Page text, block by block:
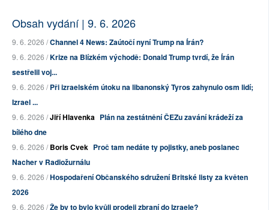
Obsah vydání | 9. 6. 2026
9. 6. 2026 /Channel 4 News: Zaútočí nyní Trump na Írán?
9. 6. 2026 /Krize na Blízkém východě: Donald Trump tvrdí, že Írán
sestřelil voj...
9. 6. 2026 /Při izraelském útoku na libanonský Tyros zahynulo osm lidí;
Izrael ...
9. 6. 2026 /Jiří Hlavenka Plán na zestátnění ČEZu zavání krádeží za
bílého dne
9. 6. 2026 /Boris Cvek Proč tam nedáte ty pojistky, aneb poslanec
Nacher v Radiožurnálu
9. 6. 2026 /Hospodaření Občanského sdružení Britské listy za květen
2026
9. 6. 2026 /Že by to bylo kvůli prodeji zbraní do Izraele?